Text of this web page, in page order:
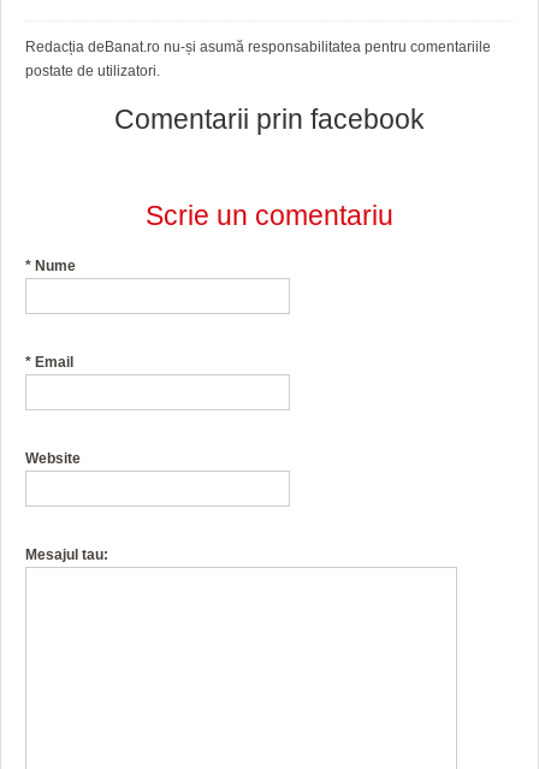
Redacția deBanat.ro nu-și asumă responsabilitatea pentru comentariile
postate de utilizatori.
Comentarii prin facebook
Scrie un comentariu
* Nume
* Email
Website
Mesajul tau: